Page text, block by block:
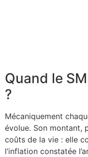
Quand le
?
Mécaniquement
évolue. Son montant,
coûts de la vie : elle
l’inflation constatée